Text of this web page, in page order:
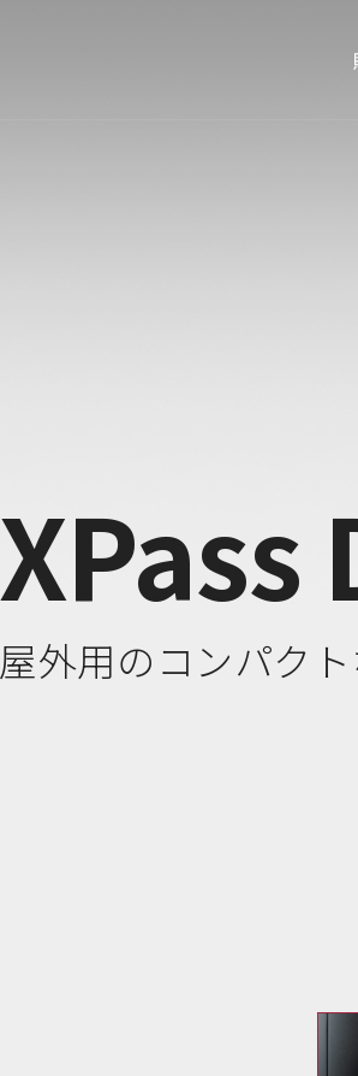
XPass
屋外用のコンパク